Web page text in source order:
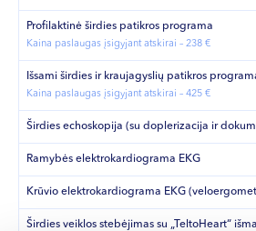
Profilaktinė širdies patikros programa
Kaina paslaugas įsigyjant atskirai – 238 €
Išsami širdies ir kraujagyslių patikros
Kaina paslaugas įsigyjant atskirai – 425 €
Širdies echoskopija (su doplerizacija ir
Ramybės elektrokardiograma EKG
Krūvio elektrokardiograma EKG
Širdies veiklos stebėjimas su „TeltoHeart“